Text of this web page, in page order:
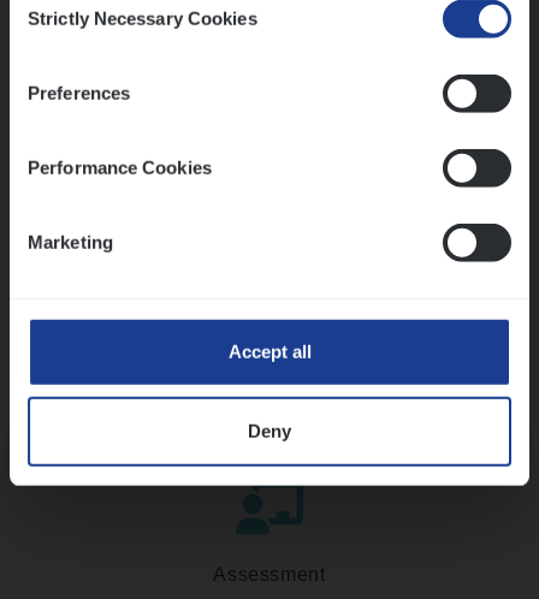
Selection
Strictly Necessary Cookies
Preferences
Performance Cookies
Marketing
Accept all
Deny
Kennismaking met HR
Assessment